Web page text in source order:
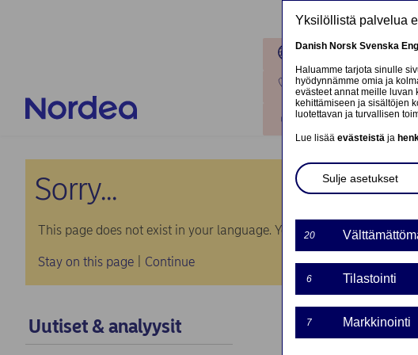
Ota yhteyttä
Kirjaudu
Sorry...
This page does not exist in your language. You will be taken to a
Stay on this page Continue
Uutiset & analyysit
Nordea
Yksilöllistä palvelua
Danish Norsk Svenska
Haluamme tarjota sinulle
hyödynnämme omia ja
evästeet annat meille luvan
kehittämiseen ja sisältöjen
luotettavan ja turvallisen
Lue lisää evästeistä ja
Sulje asetukset
20
6 Tilastointi
7 Markkinointi